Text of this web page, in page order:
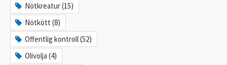
Nötkreatur (15)
Nötkött (8)
Offentlig kontroll (52)
Olivolja (4)